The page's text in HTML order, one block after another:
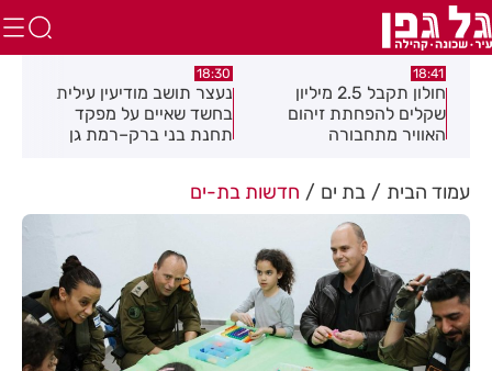
18:41
חולון תקבל 2.5 מיליון
שקלים להפחתת זיהום
האוויר מתחבורה
18:30
נעצר תושב מודיעין עילית
בחשד שאיים על מפקד
תחנת בני ברק–רמת גן
עמוד הבית בת ים חדשות בת-ים